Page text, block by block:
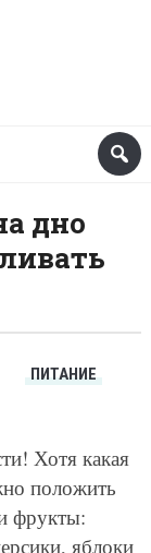
дно
ПИТАНИЕ
Хотя какая
положить
фрукты:
яблоки